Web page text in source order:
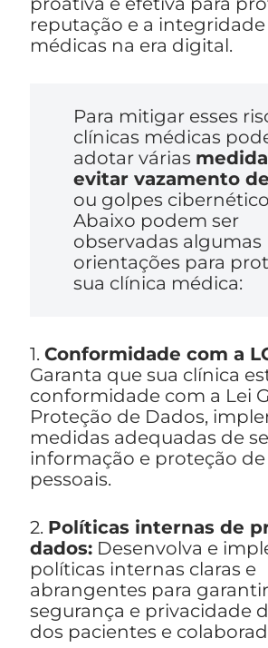
reputação e a integridade
médicas na era digital.
Para mitigar esses
clínicas médicas
adotar várias
evitar vazamento
ou golpes
Abaixo podem ser
observadas algumas
orientações para
sua clínica médica:
1. Conformidade com a
Garanta que sua clínica
conformidade com a Lei
Proteção de Dados,
medidas adequadas de
informação e proteção
pessoais.
2. Políticas internas de
dados: Desenvolva e
políticas internas claras e
abrangentes para
segurança e privacidade
dos pacientes e